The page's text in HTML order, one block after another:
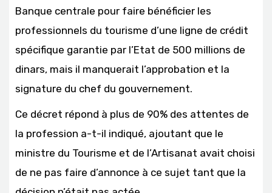
Banque centrale pour faire bénéficier les
professionnels du tourisme d’une ligne de crédit
spécifique garantie par l’Etat de 500 millions de
dinars, mais il manquerait l’approbation et la
signature du chef du gouvernement.
Ce décret répond à plus de 90% des attentes de
la profession a-t-il indiqué, ajoutant que le
ministre du Tourisme et de l’Artisanat avait choisi
de ne pas faire d’annonce à ce sujet tant que la